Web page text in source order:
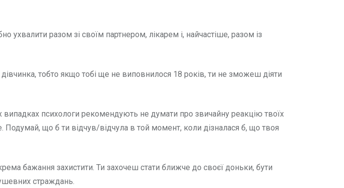
ухвалити разом зі своїм партнером, лікарем і, найчастіше, разом із
тобто якщо тобі ще не виповнилося 18 років, ти не зможеш діяти
психологи рекомендують не думати про звичайну реакцію твоїх
Подумай, що б ти відчув/відчула в той момент, коли дізналася б, що твоя
бажання захистити. Ти захочеш стати ближче до своєї доньки, бути
страждань.